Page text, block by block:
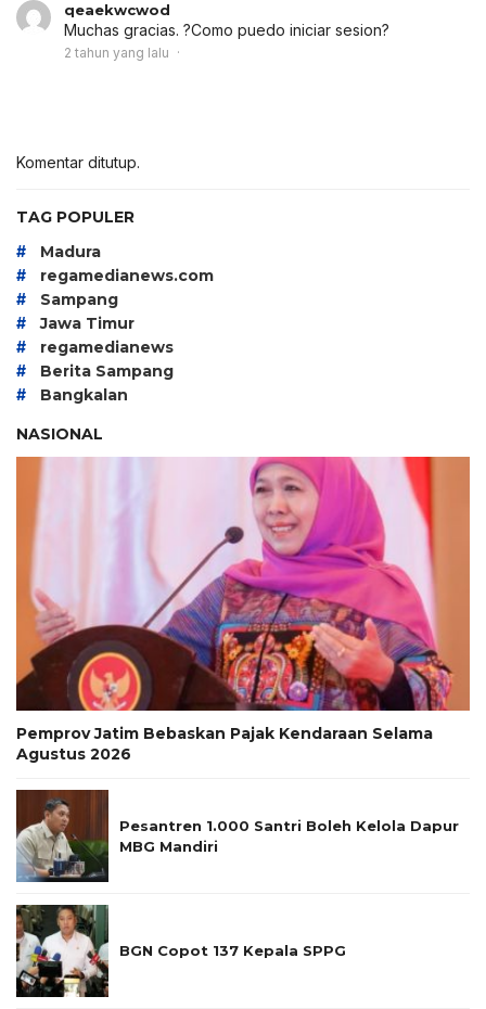
qeaekwcwod
Muchas gracias. ?Como puedo iniciar sesion?
2 tahun yang lalu
Komentar ditutup.
TAG POPULER
# Madura
# regamedianews.com
# Sampang
# Jawa Timur
# regamedianews
# Berita Sampang
#
Bangkalan
NASIONAL
Pemprov Jatim Bebaskan Pajak Kendaraan Selama
Agustus 2026
Pesantren 1.000 Santri Boleh Kelola Dapur
MBG Mandiri
BGN Copot 137 Kepala SPPG